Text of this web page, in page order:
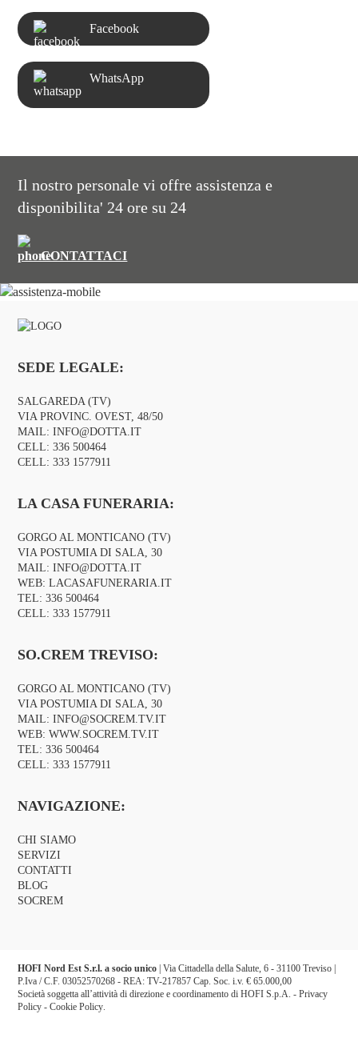
Facebook
WhatsApp
Il nostro personale vi offre assistenza e
disponibilita' 24 ore su 24
CONTATTACI
SEDE LEGALE:
SALGAREDA (TV)
VIA PROVINC. OVEST, 48/50
MAIL:INFO@DOTTA.IT
CELL:336 500464
CELL:333 1577911
LA CASA FUNERARIA:
GORGO AL MONTICANO (TV)
VIA POSTUMIA DI SALA, 30
MAIL:INFO@DOTTA.IT
WEB:LACASAFUNERARIA.IT
TEL:336 500464
CELL:333 1577911
SO.CREM TREVISO:
GORGO AL MONTICANO (TV)
VIA POSTUMIA DI SALA, 30
MAIL:INFO@SOCREM.TV.IT
WEB:WWW.SOCREM.TV.IT
TEL:336 500464
CELL:333 1577911
NAVIGAZIONE:
CHI SIAMO
SERVIZI
CONTATTI
BLOG
SOCREM
HOFI Nord Est S.r.l. a socio unico | Via Cittadella della Salute, 6 - 31100 Treviso |
P.Iva / C.F. 03052570268 - REA: TV-217857 Cap. Soc. i.v. € 65.000,00
Società soggetta all’attività di direzione e coordinamento di HOFI S.p.A. -Privacy
Policy -Cookie Policy.